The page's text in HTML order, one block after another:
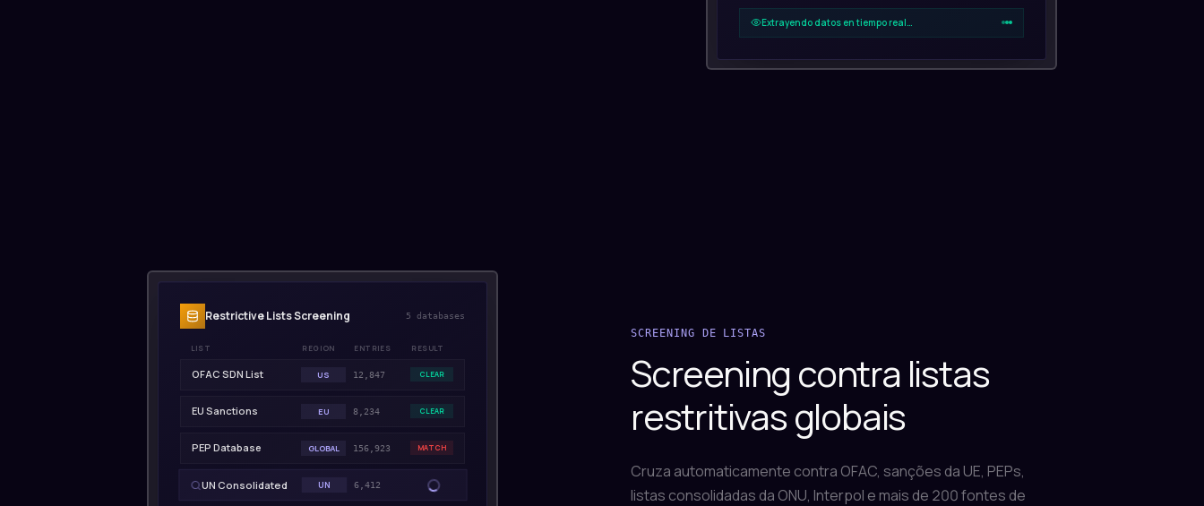
Extrayendo datos en tiempo real…
SCREENING DE LISTAS
Screening contra listas
restritivas globais
Cruza automaticamente contra OFAC, sanções da UE, PEPs,
listas consolidadas da ONU, Interpol e mais de 200 fontes de
Restrictive Lists Screening 5 databases
LIST REGION ENTRIES RESULT
OFAC SDN List US 12,847 CLEAR
EU Sanctions EU 8,234 CLEAR
PEP Database GLOBAL 156,923 MATCH
UN Consolidated UN 6,412 CLEAR